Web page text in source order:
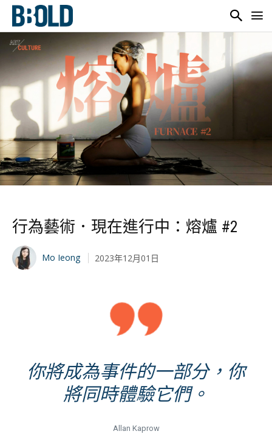
行為藝術．現在進行中：熔爐 #2
Mo Ieong 2023年12月01日
你將成為事件的一部分，你
將同時體驗它們。
Allan Kaprow